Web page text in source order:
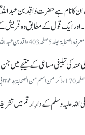
کا نام ہے حضرت وَاقِد بن
ایک قول کے مطابق وہ قریش
عنہ کی تبلیغی مساعی کے نتیجے
علیہ وسلم کے دارِارقم میں